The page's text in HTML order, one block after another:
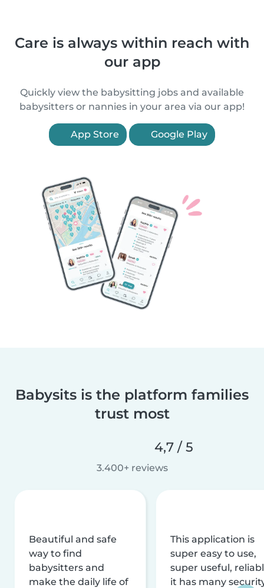
Care is always within reach with
our app
Quickly view the babysitting jobs and available
babysitters or nannies in your area via our app!
App Store Google Play
Babysits is the platform families
trust most
4,7 / 5
3.400+ reviews
Beautiful and safe
way to find
babysitters and
make the daily life of
This application is
super easy to use,
super useful,
it has many